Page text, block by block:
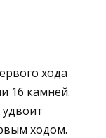
хода
16 камней.
удвоит
ходом.